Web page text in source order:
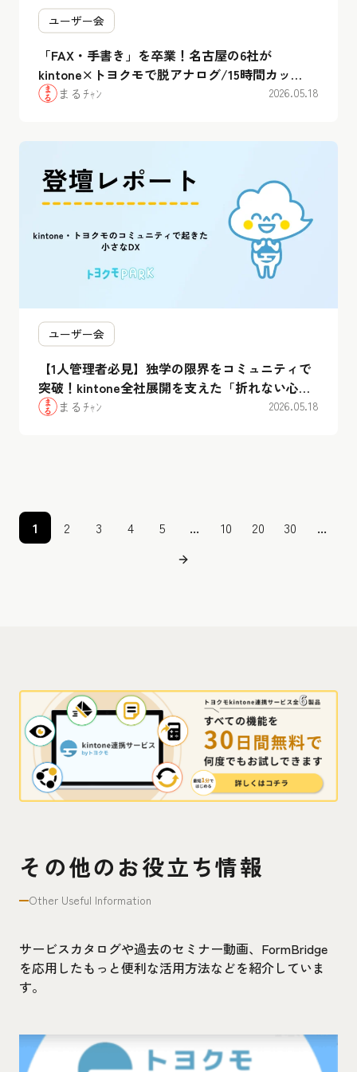
ユーザー会
「FAX・手書き」を卒業！名古屋の6社が
kintone×トヨクモで脱アナログ/15時間カッ
ト/300件のメールを自動化etc…
まるﾁｬﾝ 2026.05.18
ユーザー会
【1人管理者必見】独学の限界をコミュニティで
突破！kintone全社展開を支えた「折れない心」
と仲間の存在
まるﾁｬﾝ 2026.05.18
1 2 3 4 5 ... 10 20 30 ...
その他のお役立ち情報
Other Useful Information
サービスカタログや過去のセミナー動画、FormBridge
を応用したもっと便利な活用方法などを紹介していま
す。